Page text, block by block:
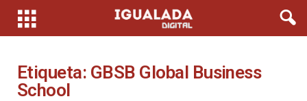
Etiqueta: GBSB Global Business
School